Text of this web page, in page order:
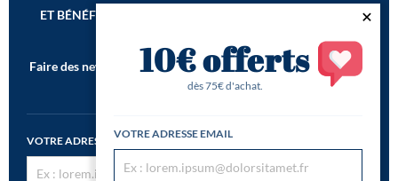
ET BÉNÉFICIEZ DE -10€ SUR VOTRE 1ÈRE COMMANDE*
Faire des newsletters incroyables est notre seconde vocation !
*Offre de bienvenue valable dès 75€ d'achat
VOTRE ADRESSE EMAIL
S’inscrire
10€ offerts
dès 75€ d'achat.
VOTRE ADRESSE EMAIL